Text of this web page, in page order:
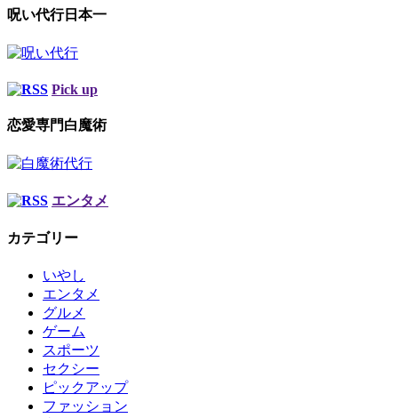
呪い代行日本一
Pick up
恋愛専門白魔術
エンタメ
カテゴリー
いやし
エンタメ
グルメ
ゲーム
スポーツ
セクシー
ピックアップ
ファッション